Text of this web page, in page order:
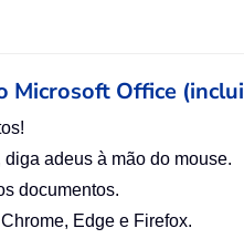
Microsoft Office
adeus à mão do mouse.
documentos.
Edge e Firefox.